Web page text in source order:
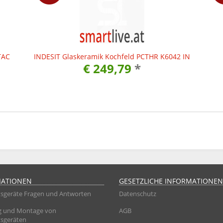
INDESIT Glaskeramik Kochfeld PCTHR K6042 IN
€ 249,79 *
Fragen und Antworten
und Montage von
GESETZLICHE INFORMATIONEN
Datenschutz
AGB